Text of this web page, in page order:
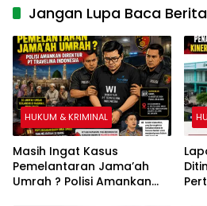
Jangan Lupa Baca
HUKUM & KRIMINAL
Masih Ingat Kasus
Pemelantaran Jama’ah
Umrah ? Polisi Amankan